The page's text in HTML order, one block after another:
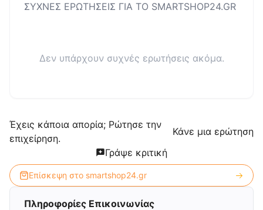
ΣΥΧΝΕΣ ΕΡΩΤΗΣΕΙΣ ΓΙΑ ΤΟ SMARTSHOP24.GR
Δεν υπάρχουν συχνές ερωτήσεις ακόμα.
Έχεις κάποια απορία; Ρώτησε την
επιχείρηση.
Κάνε μια ερώτηση
Γράψε κριτική
Επίσκεψη στο smartshop24.gr
Πληροφορίες Επικοινωνίας